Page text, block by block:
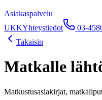
Asiakaspalvelu
UKKYhteystiedot
03-
Takaisin
Matkalle
Matkustusasiakirjat,